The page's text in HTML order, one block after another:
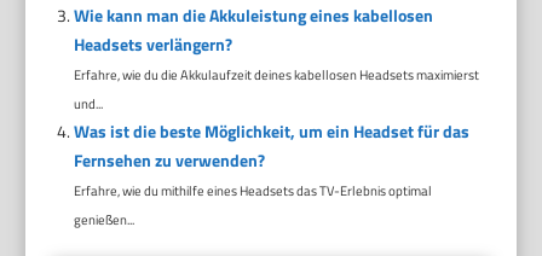
Wie kann man die Akkuleistung eines kabellosen
Headsets verlängern?
Erfahre, wie du die Akkulaufzeit deines kabellosen Headsets maximierst
und...
Was ist die beste Möglichkeit, um ein Headset für das
Fernsehen zu verwenden?
Erfahre, wie du mithilfe eines Headsets das TV-Erlebnis optimal
genießen...